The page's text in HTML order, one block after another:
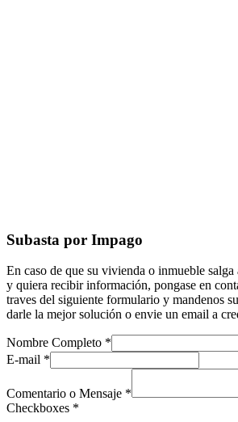
Subasta por Impago
En caso de que su vivienda o inmueble salga
y quiera recibir información, pongase en
traves del siguiente formulario y mandenos
darle la mejor solución o envie un email a
Nombre Completo *
E-mail *
Comentario o Mensaje *
Checkboxes *